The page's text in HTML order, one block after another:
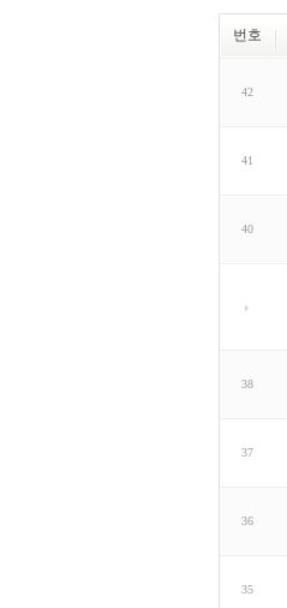
번호
42
41
40
38
37
36
35